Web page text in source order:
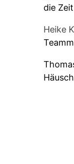
die Zeit
Heike